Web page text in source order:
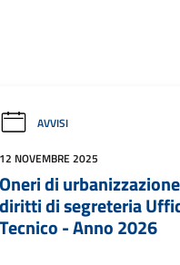
AVVISI
NOVEMBRE 2025
di
di segreteria
- Anno 2026